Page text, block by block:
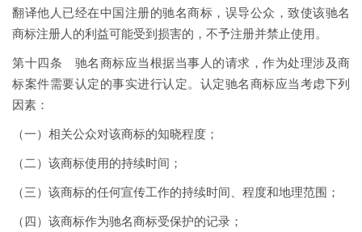
翻译他人已经在中国注册的驰名商标，误导公众，致使该驰名
商标注册人的利益可能受到损害的，不予注册并禁止使用。
第十四条 驰名商标应当根据当事人的请求，作为处理涉及商
标案件需要认定的事实进行认定。认定驰名商标应当考虑下列
因素：
（一）相关公众对该商标的知晓程度；
（二）该商标使用的持续时间；
（三）该商标的任何宣传工作的持续时间、程度和地理范围；
（四）该商标作为驰名商标受保护的记录；